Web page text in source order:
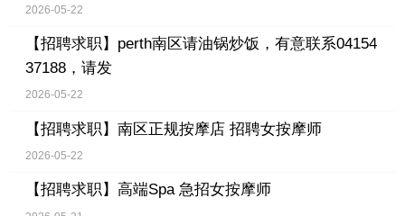
2026-05-22
【招聘求职】 perth南区请油锅炒饭，有意联系04154
37188，请发
2026-05-22
【招聘求职】 南区正规按摩店 招聘女按摩师
2026-05-22
【招聘求职】 高端Spa 急招女按摩师